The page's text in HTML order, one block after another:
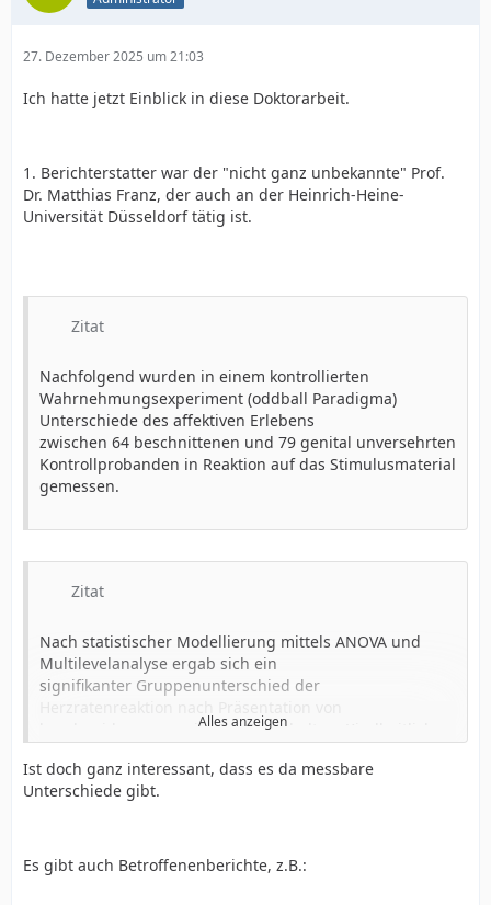
Verwendung möglichst objektiver, vorzugsweise
ein standardisiertes Vorgehen zur Erfassung
27. Dezember 2025 um 21:03
Ich hatte jetzt Einblick in diese Doktorarbeit.
1. Berichterstatter war der "nicht ganz unbekannte" Prof.
Dr. Matthias Franz, der auch an der Heinrich-Heine-
Universität Düsseldorf tätig ist.
Zitat
Nachfolgend wurden in einem kontrollierten
Wahrnehmungsexperiment (oddball Paradigma)
Unterschiede des affektiven Erlebens
zwischen 64 beschnittenen und 79 genital unversehrten
Kontrollprobanden in Reaktion auf das Stimulusmaterial
gemessen.
Zitat
Nach statistischer Modellierung mittels ANOVA und
Multilevelanalyse ergab sich ein
signifikanter Gruppenunterschied der
beschneidungsassoziierten Bildinhalten. Kindheitlich
diese Stimuli mit einer länger anhaltenden und stärker
ausgeprägten Herzratendezeleration als
übrigen visuellen Kontrollstimuli nachweisbar waren....
Die stärkere Herzratendezeleration kindheitlich
beschnittener Männer wurde unter Berücksichtigung
Verarbeitung affektinduktiver aversiver
Alles anzeigen
Ist doch ganz interessant, dass es da messbare
Unterschiede gibt.
Es gibt auch Betroffenenberichte, z.B.: